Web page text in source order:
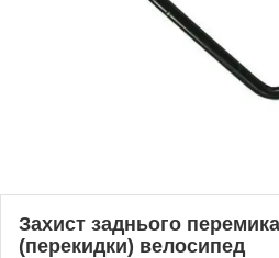
Захист заднього
(перекидки) велосипед